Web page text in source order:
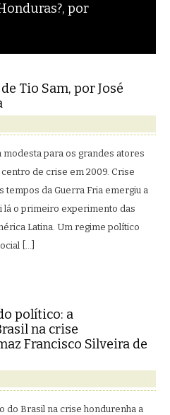
por
Tio Sam, por José
para os grandes atores
de crise em 2009. Crise
tempos da Guerra Fria emergiu a
lá o primeiro experimento das
Latina. Um regime político
[…]
político: a
na crise
Francisco Silveira de
do Brasil na crise hondurenha a